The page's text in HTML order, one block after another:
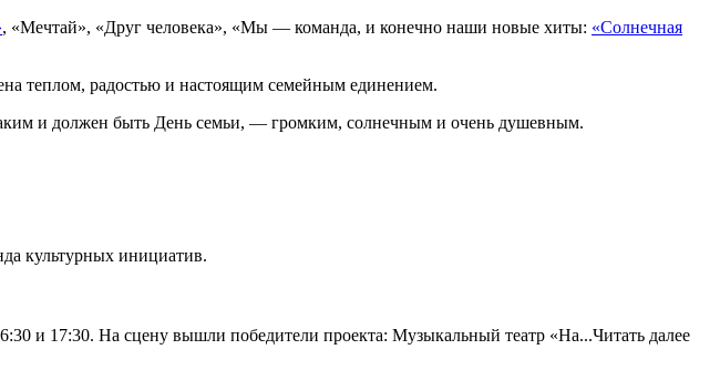
, «Мечтай», «Друг человека», «Мы — команда, и конечно наши новые хиты: «Солнечная
теплом, радостью и настоящим семейным единением.
и должен быть День семьи, — громким, солнечным и очень душевным.
культурных инициатив.
и 17:30. На сцену вышли победители проекта: Музыкальный театр «На...Читать далее